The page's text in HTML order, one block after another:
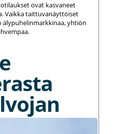
ovat kasvaneet
Vaikka taittuvanäyttöiset
älypuhelinmarkkinaa, yhtiön